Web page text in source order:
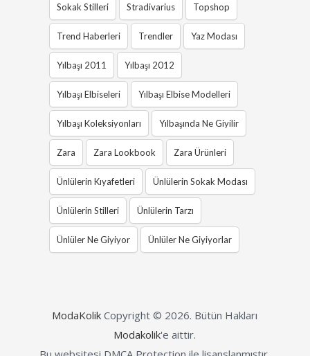
Sokak Stilleri Stradivarius Topshop
Trend Haberleri Trendler Yaz Modası
Yılbaşı 2011 Yılbaşı 2012
Yılbaşı Elbiseleri Yılbaşı Elbise Modelleri
Yılbaşı Koleksiyonları Yılbaşında Ne Giyilir
Zara Zara Lookbook Zara Ürünleri
Ünlülerin Kıyafetleri Ünlülerin Sokak Modası
Ünlülerin Stilleri Ünlülerin Tarzı
Ünlüler Ne Giyiyor Ünlüler Ne Giyiyorlar
ModaKolik Copyright © 2026. Bütün Hakları
Modakolik'e aittir.